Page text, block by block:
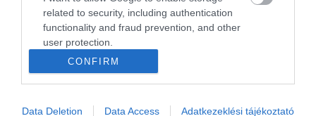
related to security, including authentication
functionality and fraud prevention, and other
user protection.
CONFIRM
Data Deletion Data Access Adatkezeklési tájékoztató
Turisztikai szakértő, utazó blogger, vendégélmény
tanácsadó. Célom, hogy a kategória teremtő
blogmagazin keretein belül hiteles információ
forrásul és inspirációul szolgáljak a turizmus szakma
és az utazni vágyó nagyközönség számára is.